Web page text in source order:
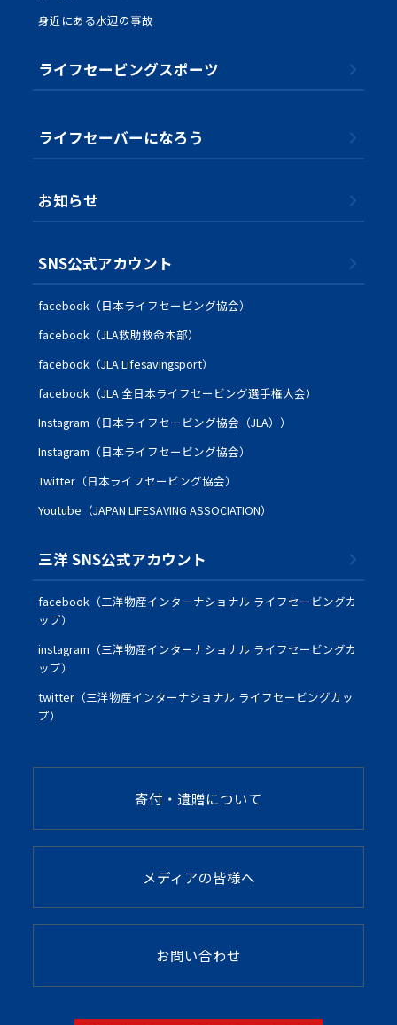
お問い合わせ
身近にある水辺の事故
ライフセービングスポーツ
ライフセーバーになろう
お知らせ
SNS公式アカウント
facebook（日本ライフセービング協会）
facebook（JLA救助救命本部）
facebook（JLA Lifesavingsport）
facebook（JLA 全日本ライフセービング選手権大会）
Instagram（日本ライフセービング協会（JLA））
Instagram（日本ライフセービング協会）
Twitter（日本ライフセービング協会）
Youtube（JAPAN LIFESAVING ASSOCIATION）
三洋 SNS公式アカウント
facebook（三洋物産インターナショナル ライフセービングカ
ップ）
instagram（三洋物産インターナショナル ライフセービングカ
ップ）
twitter（三洋物産インターナショナル ライフセービングカッ
プ）
寄付・遺贈について
メディアの皆様へ
お問い合わせ